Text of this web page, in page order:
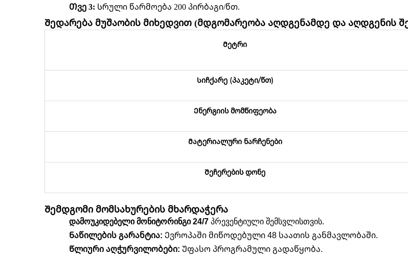
Თვე 3: Სრული წარმოება 200 პირბაგი/წთ.
Შედარება მუშაობის მიხედვით (მდგომარეობა აღდგენამდე და აღდგენის
Მეტრი
Სიჩქარე (პაკეტი/წთ)
Ენერგიის მომწიფეობა
Მატერიალური ნარჩენები
Შეჩერების დონე
Შემდგომი მომსახურების მხარდაჭერა
დამოუკიდებელი მონიტორინგი 24/7 პრევენტიული შემსვლისთვის.
Ნაწილების გარანტია: Ევროპაში მიწოდებული 48 საათის განმავლობაში.
Წლიური აღჭურვილობები: Უფასო პროგრამული გადაწყობა.